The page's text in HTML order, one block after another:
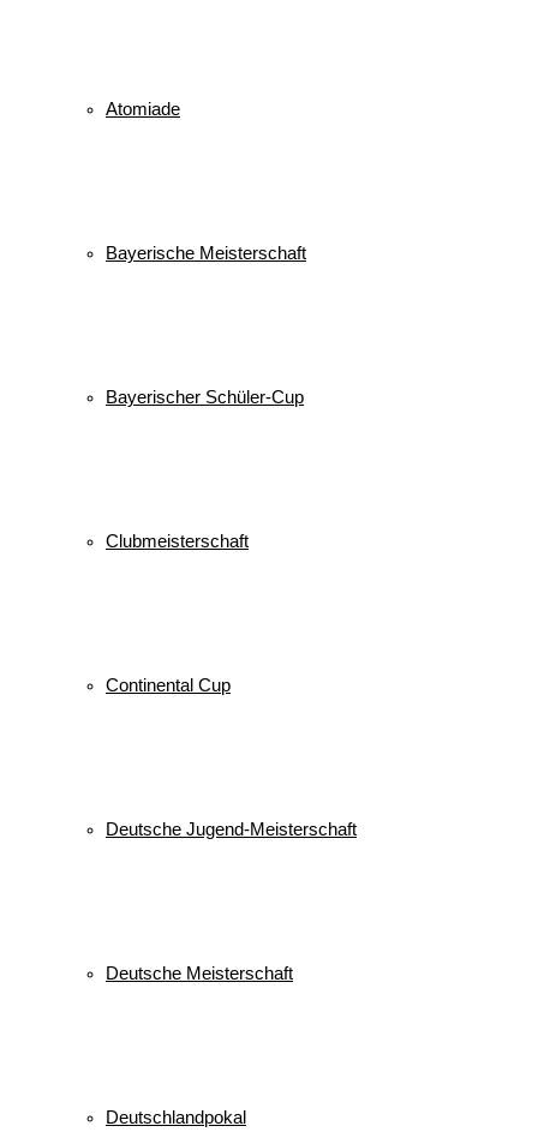
Atomiade
Bayerische Meisterschaft
Bayerischer Schüler-Cup
Clubmeisterschaft
Continental Cup
Deutsche Jugend-Meisterschaft
Deutsche Meisterschaft
Deutschlandpokal